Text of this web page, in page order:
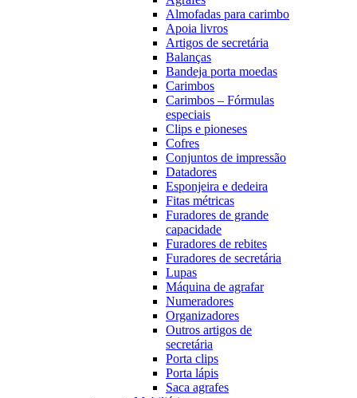
Almofadas para carimbo
Apoia livros
Artigos de secretária
Balanças
Bandeja porta moedas
Carimbos
Carimbos – Fórmulas
especiais
Clips e pioneses
Cofres
Conjuntos de impressão
Datadores
Esponjeira e dedeira
Fitas métricas
Furadores de grande
capacidade
Furadores de rebites
Furadores de secretária
Lupas
Máquina de agrafar
Numeradores
Organizadores
Outros artigos de
secretária
Porta clips
Porta lápis
Saca agrafes